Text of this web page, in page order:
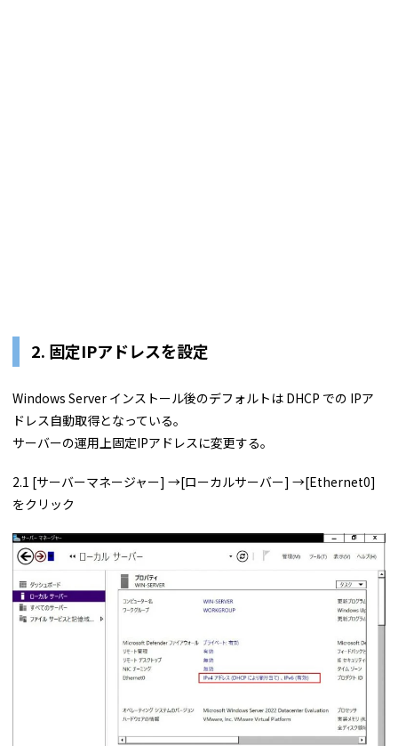
2. 固定IPアドレスを設定
Windows Server インストール後のデフォルトは DHCP での IPア
ドレス自動取得となっている。
サーバーの運用上固定IPアドレスに変更する。
2.1 [サーバーマネージャー] →[ローカルサーバー] →[Ethernet0]
をクリック